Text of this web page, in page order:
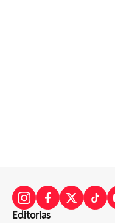
Editorias